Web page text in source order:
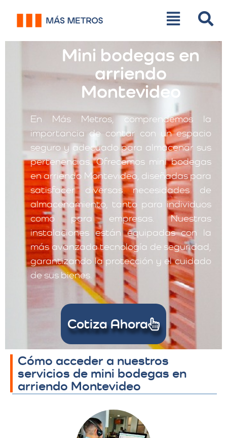
Mini bodegas en
arriendo
Montevideo
En Más Metros, comprendemos la
importancia de contar con un espacio
seguro y adecuado para almacenar sus
pertenencias. Ofrecemos mini bodegas
en arriendo Montevideo, diseñadas para
satisfacer diversas necesidades de
almacenamiento, tanto para individuos
como para empresas. Nuestras
instalaciones están equipadas con la
más avanzada tecnología de seguridad,
garantizando la protección y el cuidado
de sus bienes.
Cotiza Ahora
Cómo acceder a nuestros
servicios de mini bodegas en
arriendo Montevideo